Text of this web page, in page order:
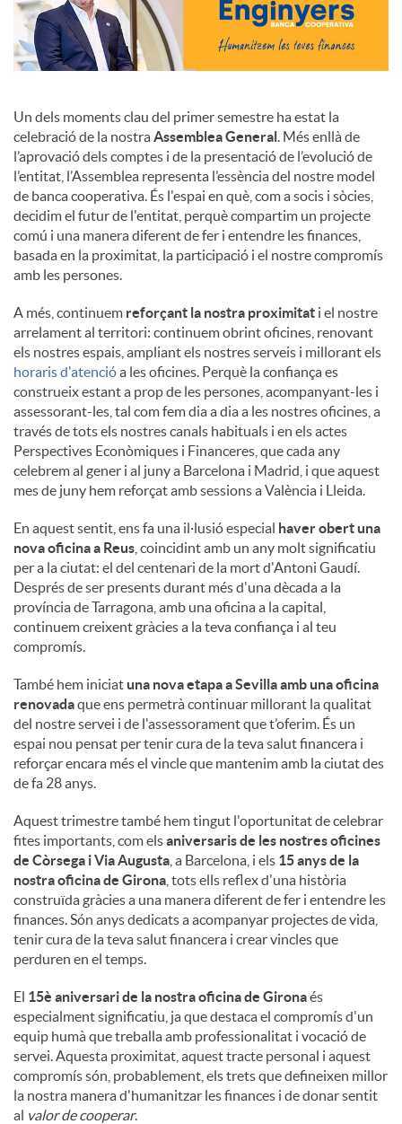
Un dels moments clau del primer semestre ha estat la
celebració de la nostra Assemblea General . Més enllà de
l’aprovació dels comptes i de la presentació de l’evolució de
l’entitat, l’Assemblea representa l’essència del nostre model
de banca cooperativa. És l'espai en què, com a socis i sòcies,
decidim el futur de l'entitat, perquè compartim un projecte
comú i una manera diferent de fer i entendre les finances,
basada en la proximitat, la participació i el nostre compromís
amb les persones.
A més, continuem reforçant la nostra proximitat i el nostre
arrelament al territori: continuem obrint oficines, renovant
els nostres espais, ampliant els nostres serveis i millorant els
horaris d'atencióa les oficines. Perquè la confiança es
construeix estant a prop de les persones, acompanyant-les i
assessorant-les, tal com fem dia a dia a les nostres oficines, a
través de tots els nostres canals habituals i en els actes
Perspectives Econòmiques i Financeres, que cada any
celebrem al gener i al juny a Barcelona i Madrid, i que aquest
mes de juny hem reforçat amb sessions a València i Lleida.
En aquest sentit, ens fa una il·lusió especial haver obert una
nova oficina a Reus , coincidint amb un any molt significatiu
per a la ciutat: el del centenari de la mort d'Antoni Gaudí.
Després de ser presents durant més d'una dècada a la
província de Tarragona, amb una oficina a la capital,
continuem creixent gràcies a la teva confiança i al teu
compromís.
També hem iniciat una nova etapa a Sevilla amb una oficina
renovadaque ens permetrà continuar millorant la qualitat
del nostre servei i de l'assessorament que t’oferim. És un
espai nou pensat per tenir cura de la teva salut financera i
reforçar encara més el vincle que mantenim amb la ciutat des
de fa 28 anys.
Aquest trimestre també hem tingut l'oportunitat de celebrar
fites importants, com elsaniversaris de les nostres oficines
de Còrsega i Via Augusta , a Barcelona, ​​i els 15 anys de la
nostra oficina de Girona , tots ells reflex d'una història
construïda gràcies a una manera diferent de fer i entendre les
finances. Són anys dedicats a acompanyar projectes de vida,
tenir cura de la teva salut financera i crear vincles que
perduren en el temps.
El 15è aniversari de la nostra oficina de Gironaés
especialment significatiu, ja que destaca el compromís d'un
equip humà que treballa amb professionalitat i vocació de
servei. Aquesta proximitat, aquest tracte personal i aquest
compromís són, probablement, els trets que defineixen millor
la nostra manera d'humanitzar les finances i de donar sentit
al valor de cooperar.